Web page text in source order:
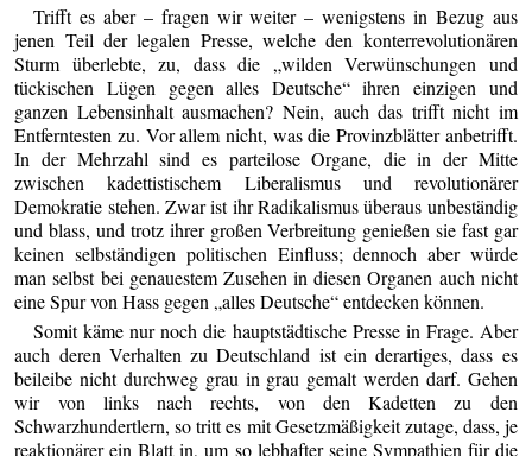
Trifft es aber – fragen wir weiter – wenigstens in Bezug aus
jenen Teil der legalen Presse, welche den konterrevolutionären
Sturm überlebte, zu, dass die „wilden Verwünschungen und
tückischen Lügen gegen alles Deutsche“ ihren einzigen und
ganzen Lebensinhalt ausmachen? Nein, auch das trifft nicht im
Entferntesten zu. Vor allem nicht, was die Provinzblätter anbetrifft.
In der Mehrzahl sind es parteilose Organe, die in der Mitte
zwischen kadettistischem Liberalismus und revolutionärer
Demokratie stehen. Zwar ist ihr Radikalismus überaus unbeständig
und blass, und trotz ihrer großen Verbreitung genießen sie fast gar
keinen selbständigen politischen Einfluss; dennoch aber würde
man selbst bei genauestem Zusehen in diesen Organen auch nicht
eine Spur von Hass gegen „alles Deutsche“ entdecken können.
Somit käme nur noch die hauptstädtische Presse in Frage. Aber
auch deren Verhalten zu Deutschland ist ein derartiges, dass es
beileibe nicht durchweg grau in grau gemalt werden darf. Gehen
wir von links nach rechts, von den Kadetten zu den
Schwarzhundertlern, so tritt es mit Gesetzmäßigkeit zutage, dass, je
reaktionärer ein Blatt in, um so lebhafter seine Sympathien für die